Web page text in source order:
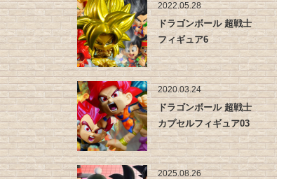
2022.05.28
ドラゴンボール 超戦士
フィギュア6
2020.03.24
ドラゴンボール 超戦士
カプセルフィギュア03
2025.08.26